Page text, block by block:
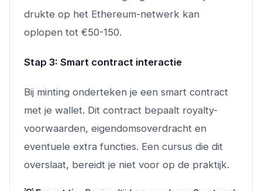
drukte op het Ethereum-netwerk kan
oplopen tot €50-150.
Stap 3: Smart contract interactie
Bij minting onderteken je een smart contract
met je wallet. Dit contract bepaalt royalty-
voorwaarden, eigendomsoverdracht en
eventuele extra functies. Een cursus die dit
overslaat, bereidt je niet voor op de praktijk.